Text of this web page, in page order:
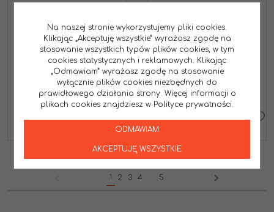
CUT KAWASAKI EL250 88-
94, EX250 NINJA 88-12
88.90PLN
CUT KAWASAKI KFX 700
V-FORCE 04-09, KVF700
PRAIRIE 04-06, KVF750
BRUTE FORCE 05-06
46-4020
108.50 PLN
1 2 3 4 5
Na naszej stronie wykorzystujemy pliki cookies.
Klikając „Akceptuję wszystkie” wyrażasz zgodę na
stosowanie wszystkich typów plików cookies, w tym
cookies statystycznych i reklamowych. Klikając
„Odmawiam” wyrażasz zgodę na stosowanie
wyłącznie plików cookies niezbędnych do
prawidłowego działania strony. Więcej informacji o
plikach cookies znajdziesz w Polityce prywatności.
ODMAWIAM
AKCEPTUJĘ WSZYSTKIE